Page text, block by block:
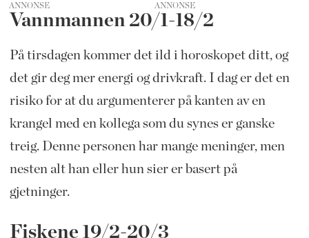
ANNONSE
Vannmannen 20/1-18/2
På tirsdagen kommer det ild i horoskopet ditt, og
det gir deg mer energi og drivkraft. I dag er det en
risiko for at du argumenterer på kanten av en
krangel med en kollega som du synes er ganske
treig. Denne personen har mange meninger, men
nesten alt han eller hun sier er basert på
gjetninger.
Fiskene 19/2-20/3